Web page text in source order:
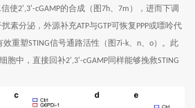
使2',3'-cGAMP的合成（图7h 7m ），进而下调
扰素分泌，外源补充ATP与GTP可恢复 PPP或嘌呤代
效重塑STING信号通路活性（图7i-k n o）。此
胞中，直接回补2',3'-cGAMP同样能够挽救STING